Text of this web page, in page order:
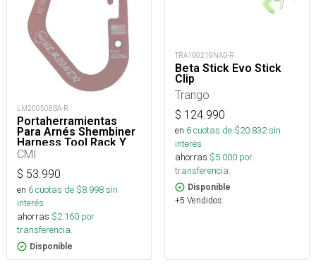
LM260508BA-R
Portaherramientas
Para Arnés Shembiner
Harness Tool Rack Y
Arborismo
CMI
$ 53.990
en 6cuotas de $8.998sin
interés
ahorras $2.160 por
transferencia.
Disponible
TRA190219NAD-R
Beta Stick Evo Stick
Clip
Trango
$ 124.990
en 6cuotas de $20.832sin
interés
ahorras $5.000 por
transferencia.
Disponible
+5 Vendidos